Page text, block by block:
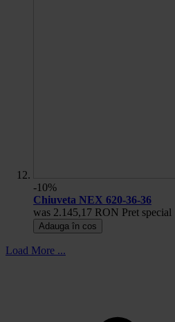
-10%
Chiuveta NEX 620-36-36
was 2.145,17 RON Pret special
Adauga în cos
Load More ...